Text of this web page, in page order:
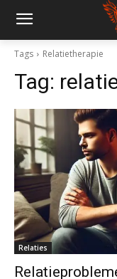
Tags Relatietherapie
Tag:
Relaties